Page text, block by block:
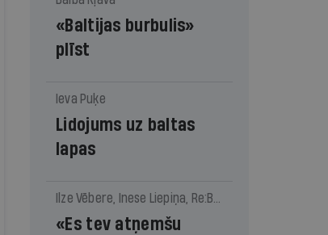
«Baltijas burbulis»
plīst
Ieva Puķe
Lidojums uz baltas
lapas
«Es tev atņemšu